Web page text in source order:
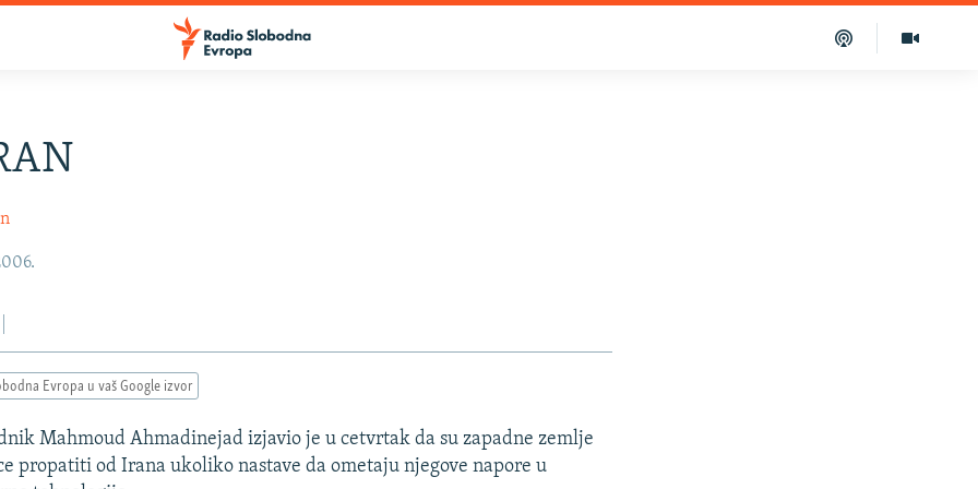
Evropa u vaš Google izvor
Mahmoud Ahmadinejad izjavio je u cetvrtak da su zapadne zemlje
propatiti od Irana ukoliko nastave da ometaju njegove napore u